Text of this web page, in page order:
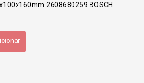
2608680259 BOSCH